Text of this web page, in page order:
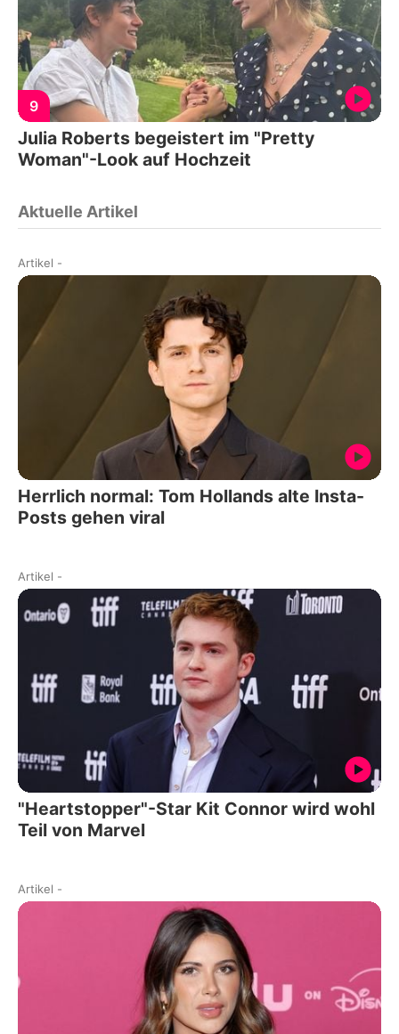
9
Julia Roberts begeistert im "Pretty
Woman"-Look auf Hochzeit
Aktuelle Artikel
Artikel -
Herrlich normal: Tom Hollands alte Insta-
Posts gehen viral
Artikel -
"Heartstopper"-Star Kit Connor wird wohl
Teil von Marvel
Artikel -